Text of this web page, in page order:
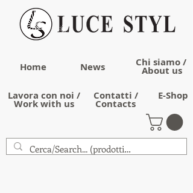
Home News Chi siamo /
About us
Lavora con noi /
Work with us
Contatti /
Contacts
E-Shop